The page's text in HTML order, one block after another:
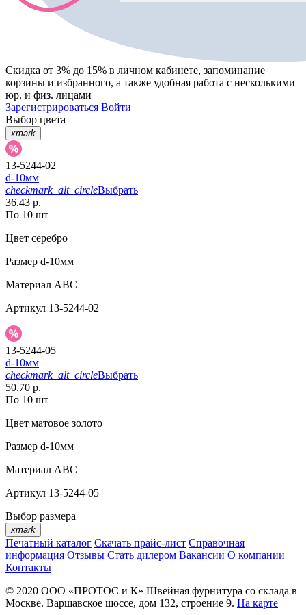
Скидка от 3% до 15% в личном кабинете, запоминание
корзины и избранного, а также удобная работа с несколькими
юр. и физ. лицами
Зарегистрироваться Войти
Выбор цвета
xmark
13-5244-02
d-10мм
checkmark_alt_circleВыбрать
36.43 р.
По 10 шт
Цвет серебро
Размер d-10мм
Материал АВС
Артикул 13-5244-02
13-5244-05
d-10мм
checkmark_alt_circleВыбрать
50.70 р.
По 10 шт
Цвет матовое золото
Размер d-10мм
Материал АВС
Артикул 13-5244-05
Выбор размера
xmark
Печатный каталог Скачать прайс-лист Справочная
информация Отзывы Стать дилером Вакансии О компании
Контакты
© 2020 ООО «ПРОТОС и К» Швейная фурнитура со склада в
Москве. Варшавское шоссе, дом 132, строение 9. На карте